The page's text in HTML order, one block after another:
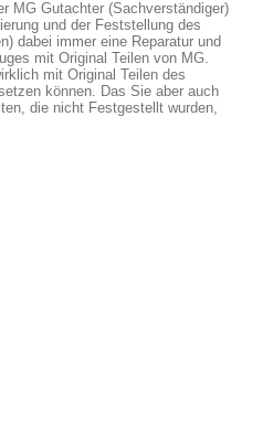
MG Gutachter (Sachverständiger)
und der Feststellung des
dabei immer eine Reparatur und
mit Original Teilen von MG.
mit Original Teilen des
können. Das Sie aber auch
die nicht Festgestellt wurden,